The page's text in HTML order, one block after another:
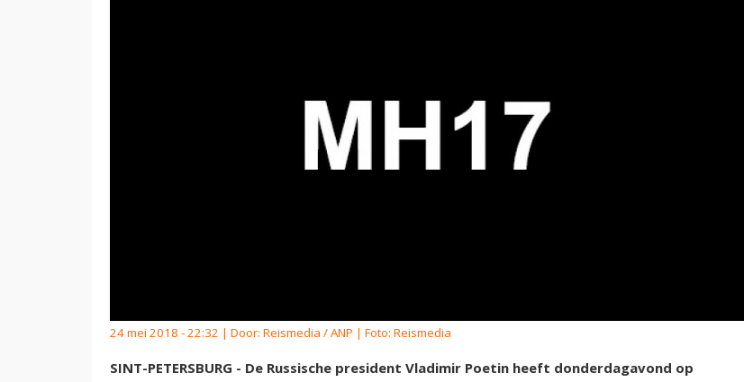
24 mei 2018 - 22:32 | Door: Reismedia / ANP | Foto: Reismedia
SINT-PETERSBURG - De Russische president Vladimir Poetin heeft donderdagavond op